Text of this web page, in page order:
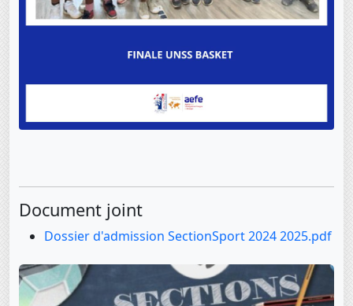
Document joint
Dossier d'admission SectionSport 2024 2025.pdf